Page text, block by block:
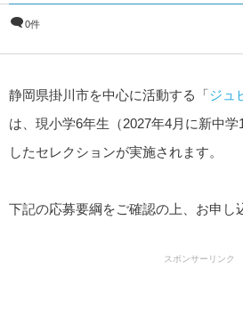
0件
静岡県掛川市を中心に活動する「ジュ
は、現小学6年生（2027年4月に新中
したセレクションが実施されます。
下記の応募要綱をご確認の上、お申し
スポンサーリンク